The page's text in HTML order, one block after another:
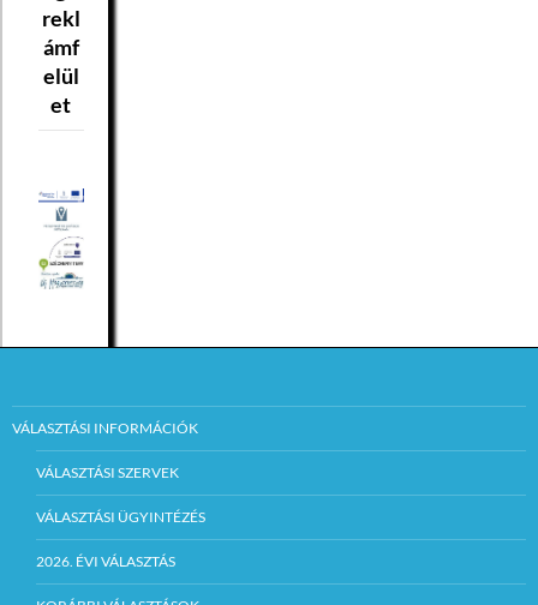
rekl
ámf
elül
et
VÁLASZTÁSI INFORMÁCIÓK
VÁLASZTÁSI SZERVEK
VÁLASZTÁSI ÜGYINTÉZÉS
2026. ÉVI VÁLASZTÁS